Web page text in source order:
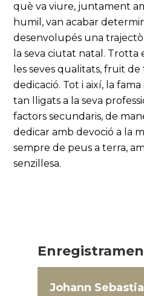
què va viure, juntament
humil, van acabar
desenvolupés una
la seva ciutat natal. Trotta
les seves qualitats, fruit
dedicació. Tot i així, la
tan lligats a la seva
factors secundaris, de
dedicar amb devoció a la
sempre de peus a terra,
senzillesa.
Johann